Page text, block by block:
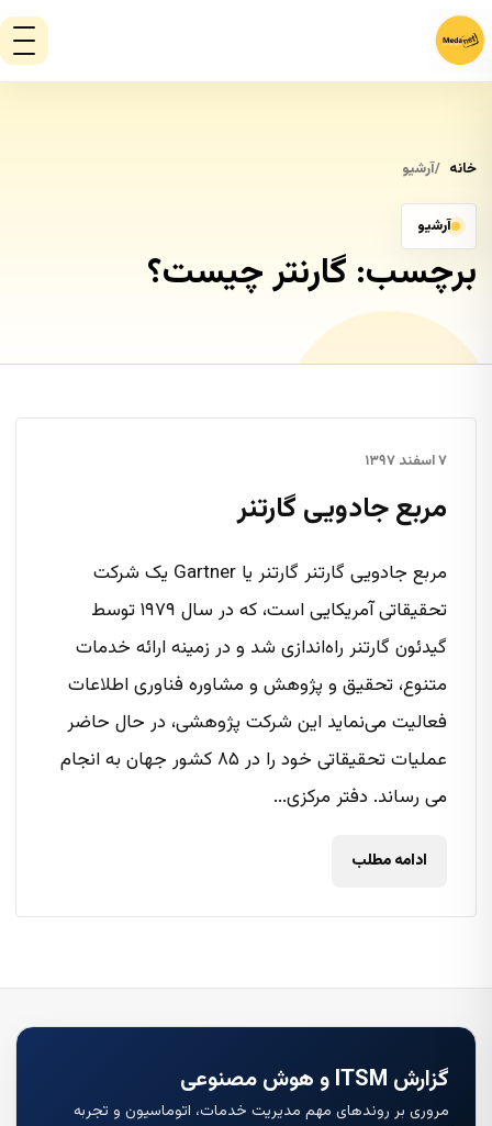
خانه آرشیو
آرشیو
برچسب: گارنتر چیست؟
۷ اسفند ۱۳۹۷
مربع جادویی گارتنر
مربع جادویی گارتنر گارتنر یا Gartner یک شرکت
تحقیقاتی آمریکایی است، که در سال ۱۹۷۹ توسط
گیدئون گارتنر راه‌اندازی شد و در زمینه ارائه خدمات
متنوع، تحقیق و پژوهش و مشاوره فناوری اطلاعات
فعالیت می‌نماید این شرکت پژوهشی، در حال حاضر
عملیات تحقیقاتی خود را در ۸۵ کشور جهان به انجام
می رساند. دفتر مرکزی...
ادامه مطلب
گزارش ITSM و هوش مصنوعی
مروری بر روندهای مهم مدیریت خدمات، اتوماسیون و تجربه